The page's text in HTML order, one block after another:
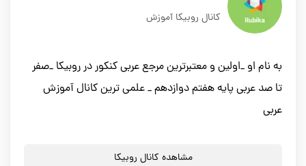
کانال روبیکا آموزش
به نام او _اولین و معتبرترين مرجع عربي کنکور در روبيكا _صفر
تا صد عربي پایه هفتم دوازدهم _ علمي ترين كانال آموزش
عربي
مشاهده کانال روبیکا